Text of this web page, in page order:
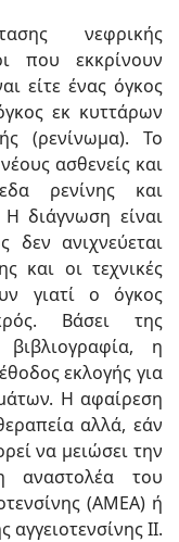
νεφρικής
που εκκρίνουν
είτε ένας όγκος
εκ κυττάρων
(ρενίνωμα). Το
ασθενείς και
ρενίνης και
Η διάγνωση είναι
δεν ανιχνεύεται
και οι τεχνικές
γιατί ο όγκος
Βάσει της
βιβλιογραφία, η
εκλογής για
Η αφαίρεση
αλλά, εάν
να μειώσει την
αναστολέα του
(AMEΑ) ή
αγγειοτενσίνης ΙΙ.